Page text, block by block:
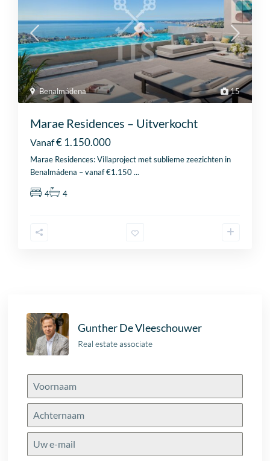
15
Benalmádena
Marae Residences – Uitverkocht
Vanaf€ 1.150.000
Marae Residences: Villaproject met sublieme zeezichten in
Benalmádena – vanaf €1.150...
4 4
Gunther De Vleeschouwer
Real estate associate